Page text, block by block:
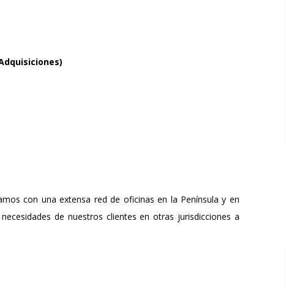
con una extensa red de oficinas en la Península y en
de nuestros clientes en otras jurisdicciones a